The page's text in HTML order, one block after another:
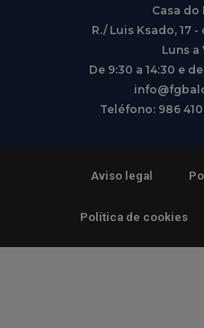
Casa
R./ Luis Ksado, 17
Luns a
De 9:30 a 14:30 e
Teléfono: 986
Aviso legal
Política de cookies